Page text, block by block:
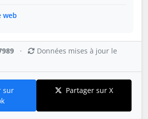
web
·
Données mises à jour le
sur
Partager sur X